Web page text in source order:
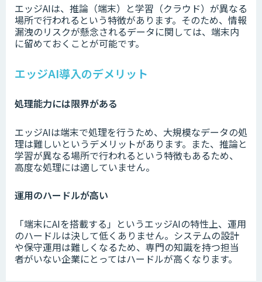
エッジAIは、推論（端末）と学習（クラウド）が異なる
場所で行われるという特徴があります。そのため、情報
漏洩のリスクが懸念されるデータに関しては、端末内
に留めておくことが可能です。
エッジAI導入のデメリット
処理能力には限界がある
エッジAIは端末で処理を行うため、大規模なデータの処
理は難しいというデメリットがあります。また、推論と
学習が異なる場所で行われるという特徴もあるため、
高度な処理には適していません。
運用のハードルが高い
「端末にAIを搭載する」というエッジAIの特性上、運用
のハードルは決して低くありません。システムの設計
や保守運用は難しくなるため、専門の知識を持つ担当
者がいない企業にとってはハードルが高くなります。